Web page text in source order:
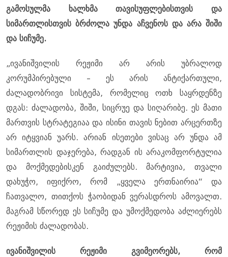
გამოსულმა ხალხმა თავისუფლებისთვის და
სიმართლისთვის ბრძოლა უნდა აჩვენოს და არა შიში
და სიჩუმე.
„ივანიშვილის რეჟიმი არ არის უბრალოდ
კორუმპირებული – ეს არის ანტიქართული,
ძალადობრივი სისტემა, რომელიც ოთხ საყრდენზე
დგას: ძალადობა, შიში, სიცრუე და სიღარიბე. ეს მათი
მართვის სტრატეგიაა და ისინი თავის ნებით არცერთზე
არ იტყვიან უარს. არიან ისეთები ვისაც არ უნდა ამ
სიმართლის დაჯერება, რადგან ის არაკომფორტულია
და მოქმედებისკენ გაიძულებს. მარტივია, თვალი
დახუჭო, იფიქრო, რომ „ყველა ერთნაირია“ და
ჩათვალო, თითქოს ჭაობიდან ვერასდროს ამოვალთ.
მაგრამ სწორედ ეს სიჩუმე და უმოქმედობა აძლიერებს
რეჟიმის ძალადობას.
ივანიშვილის რეჟიმი გვიმეორებს, რომ